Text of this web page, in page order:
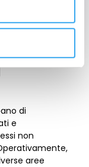
di
e
non
aree